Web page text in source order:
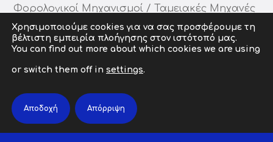
Φορολογικοί Μηχανισμοί / Ταμειακές Μηχανές
Job Openings
Θέσεις Εργασίας
Χρησιμοποιούμε cookies για να σας προσφέρουμε τη
βέλτιστη εμπειρία πλοήγησης στον ιστότοπό μας.
You can find out more about which cookies we are using
or switch them off in settings.
Αποδοχή Απόρριψη